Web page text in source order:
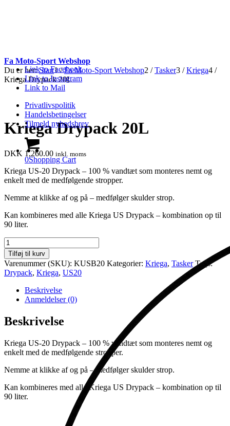
Link to Facebook
Link to Instagram
Link to Mail
Privatlivspolitik
Handelsbetingelser
Tilmeld nyhedsbrev
0Shopping Cart
Fa Moto-Sport Webshop
Du er her: Start1 / Fa Moto-Sport Webshop2 / Tasker3 / Kriega4 /
Kriega Drypack 20L
Kriega Drypack 20L
DKK 1,260.00 inkl. moms
Kriega US-20 Drypack – 100 % vandtæt som monteres nemt og
enkelt med de medfølgende stropper.
Nemme at klikke af og på – medfølger skulder strop.
Kan kombineres med alle Kriega US Drypack – kombination op til
90 liter.
Kriega
Drypack
20L
antal
Tilføj til kurv
Varenummer (SKU): KUSB20 Kategorier: Kriega, Tasker Tags:
Drypack, Kriega, US20
Beskrivelse
Anmeldelser (0)
Beskrivelse
Kriega US-20 Drypack – 100 % vandtæt som monteres nemt og
enkelt med de medfølgende stropper.
Nemme at klikke af og på – medfølger skulder strop.
Kan kombineres med alle Kriega US Drypack – kombination op til
90 liter.